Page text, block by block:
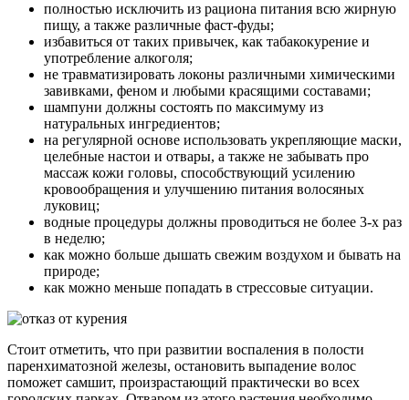
полностью исключить из рациона питания всю жирную
пищу, а также различные фаст-фуды;
избавиться от таких привычек, как табакокурение и
употребление алкоголя;
не травматизировать локоны различными химическими
завивками, феном и любыми красящими составами;
шампуни должны состоять по максимуму из
натуральных ингредиентов;
на регулярной основе использовать укрепляющие маски,
целебные настои и отвары, а также не забывать про
массаж кожи головы, способствующий усилению
кровообращения и улучшению питания волосяных
луковиц;
водные процедуры должны проводиться не более 3-х раз
в неделю;
как можно больше дышать свежим воздухом и бывать на
природе;
как можно меньше попадать в стрессовые ситуации.
Стоит отметить, что при развитии воспаления в полости
паренхиматозной железы, остановить выпадение волос
поможет самшит, произрастающий практически во всех